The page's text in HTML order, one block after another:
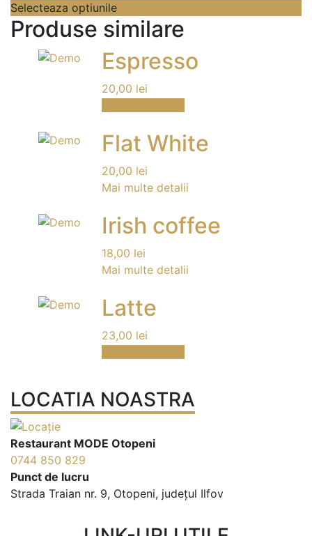
Selecteaza optiunile
Produse similare
Espresso
20,00 lei
Flat White
20,00 lei
Mai multe detalii
Irish coffee
18,00 lei
Mai multe detalii
Latte
23,00 lei
LOCATIA NOASTRA
Restaurant MODE Otopeni
0744 850 829
Punct de lucru
Strada Traian nr. 9, Otopeni, județul Ilfov